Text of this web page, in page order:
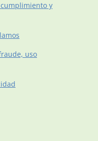
y
uso